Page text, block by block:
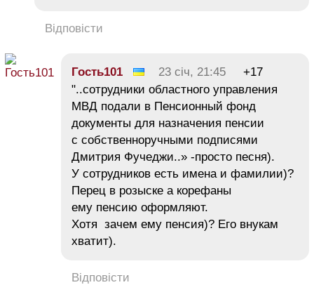
Відповісти
Гость101 23 січ, 21:45
+17
"..сотрудники областного управления
МВД подали в Пенсионный фонд
документы для назначения пенсии
с собственноручными подписями
Дмитрия Фучеджи..» -просто песня).
У сотрудников есть имена и фамилии)?
Перец в розыске а корефаны
ему пенсию оформляют.
Хотя зачем ему пенсия)? Его внукам
хватит).
Відповісти